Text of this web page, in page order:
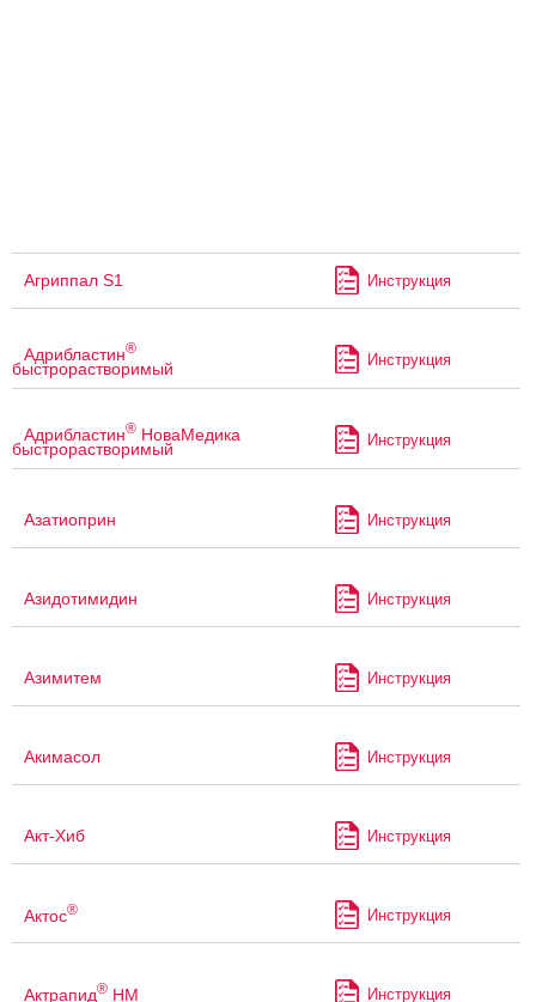
Агриппал S1 Инструкция
Адрибластин®
быстрорастворимый Инструкция
Адрибластин® НоваМедика
быстрорастворимый Инструкция
Азатиоприн Инструкция
Азидотимидин Инструкция
Азимитем Инструкция
Акимасол Инструкция
Акт-Хиб Инструкция
Актос® Инструкция
Актрапид® НМ Инструкция